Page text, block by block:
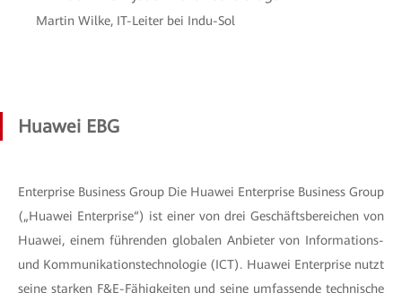
Martin Wilke, IT-Leiter bei Indu-Sol
Huawei EBG
Enterprise Business Group Die Huawei Enterprise Business Group
(„Huawei Enterprise“) ist einer von drei Geschäftsbereichen von
Huawei, einem führenden globalen Anbieter von Informations-
und Kommunikationstechnologie (ICT). Huawei Enterprise nutzt
seine starken F&E-Fähigkeiten und seine umfassende technische